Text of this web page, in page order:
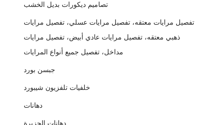
تصاميم ديكورات بديل الخشب
تفصيل مرايات معتقه، تفصيل مرايات عسلي، تفصيل مرايات
ذهبي معتقه، تفصيل مرايات عادي أبيض، تفصيل مرايات
مداخل، تفصيل جميع أنواع المرايات
جبسن بورد
خلفيات تلفزيون شيبورد
دهانات
دهانات الجزيرة